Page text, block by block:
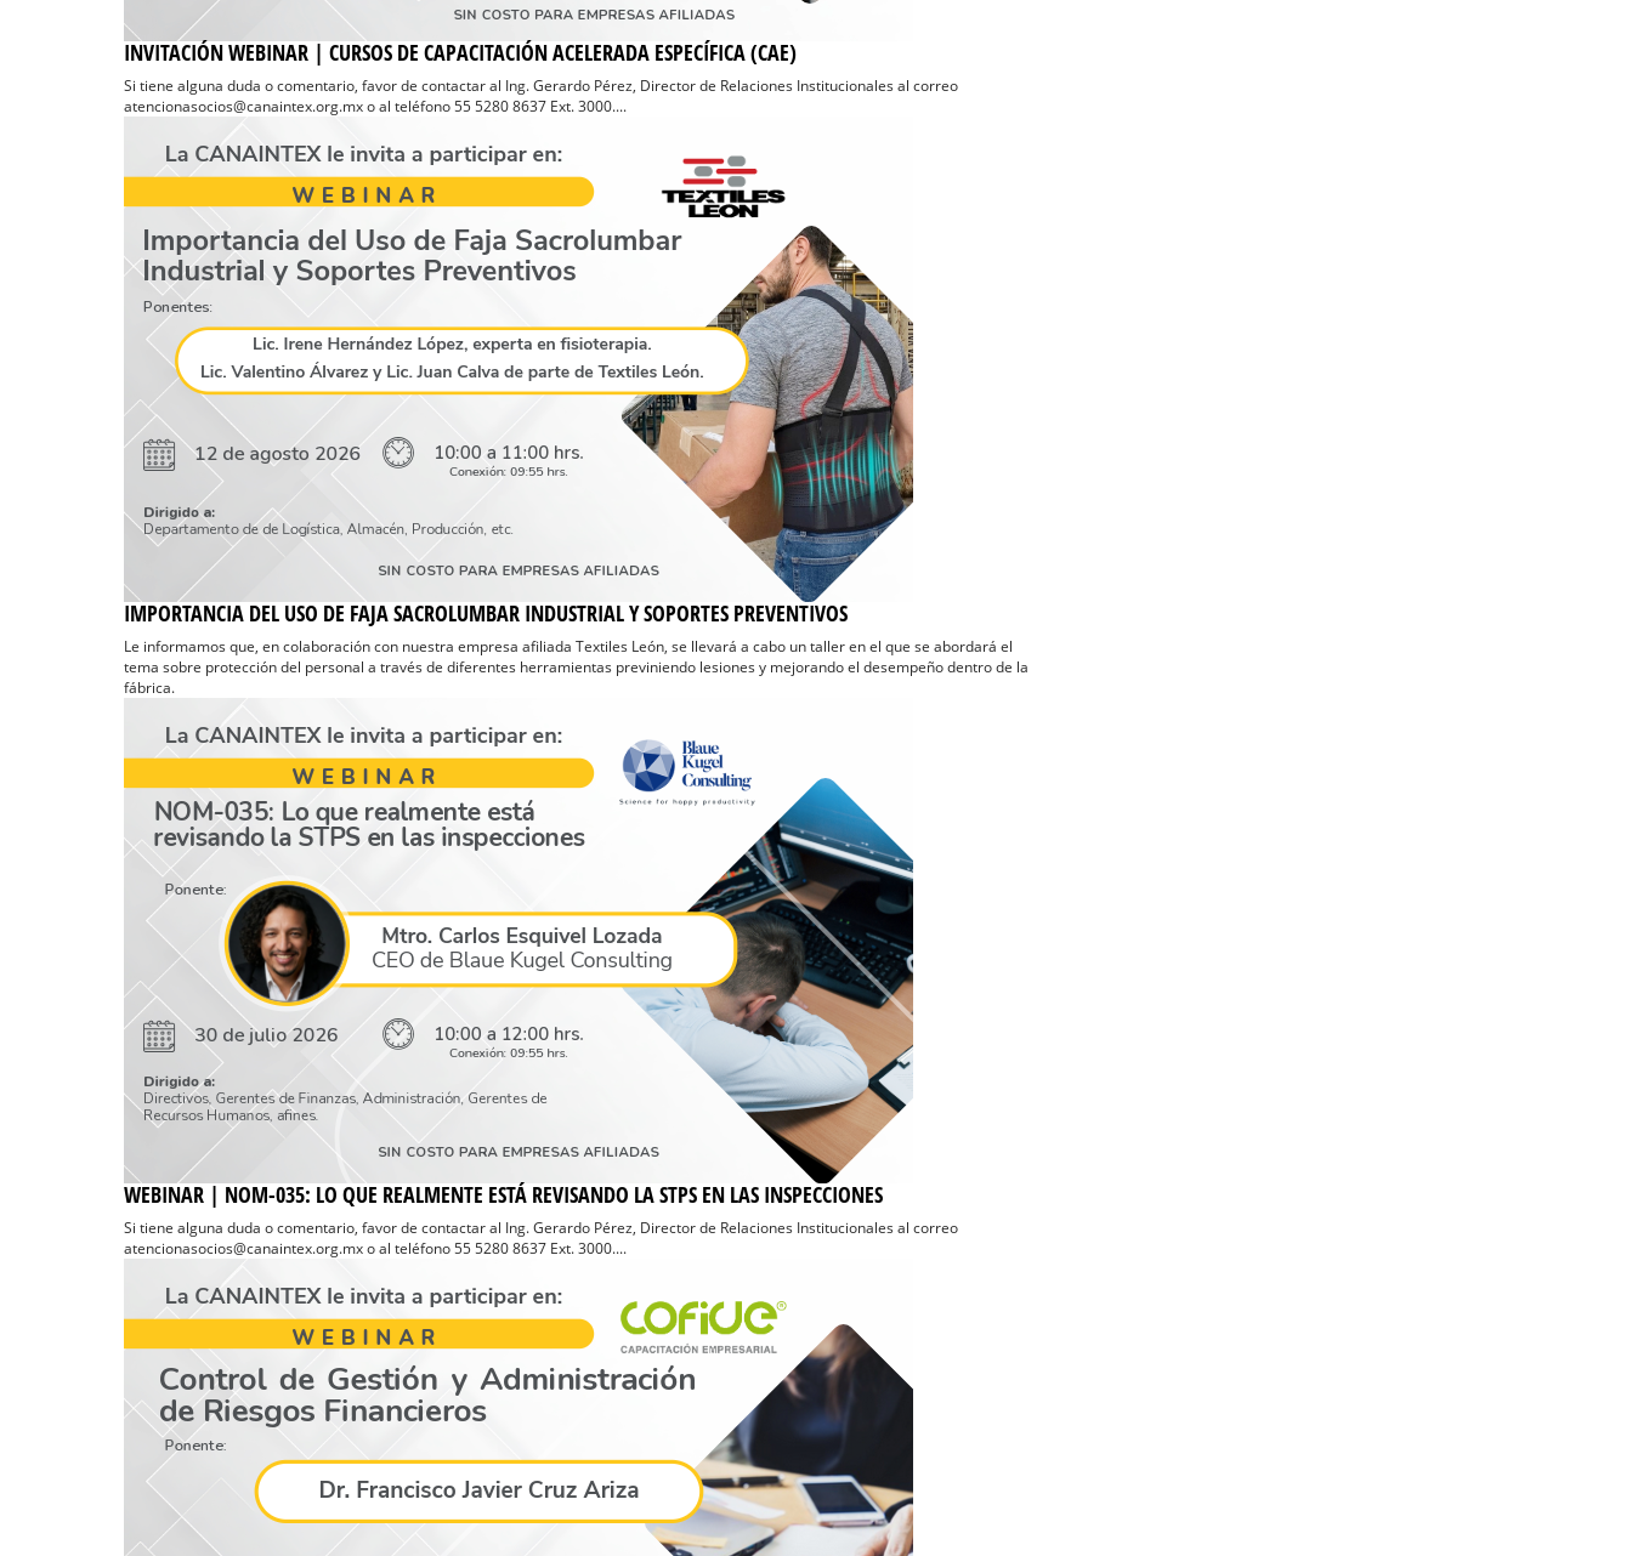
INVITACIÓN WEBINAR | CURSOS DE CAPACITACIÓN ACELERADA ESPECÍFICA (CAE)
Si tiene alguna duda o comentario, favor de contactar al Ing. Gerardo Pérez, Director de Relaciones Institucionales al correo
atencionasocios@canaintex.org.mx o al teléfono 55 5280 8637 Ext. 3000....
IMPORTANCIA DEL USO DE FAJA SACROLUMBAR INDUSTRIAL Y SOPORTES PREVENTIVOS
Le informamos que, en colaboración con nuestra empresa afiliada Textiles León, se llevará a cabo un taller en el que se abordará el
tema sobre protección del personal a través de diferentes herramientas previniendo lesiones y mejorando el desempeño dentro de la
fábrica.
WEBINAR | NOM-035: LO QUE REALMENTE ESTÁ REVISANDO LA STPS EN LAS INSPECCIONES
Si tiene alguna duda o comentario, favor de contactar al Ing. Gerardo Pérez, Director de Relaciones Institucionales al correo
atencionasocios@canaintex.org.mx o al teléfono 55 5280 8637 Ext. 3000....